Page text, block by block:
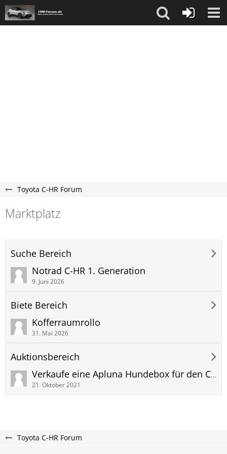
Toyota C-HR Forum
Marktplatz
Suche Bereich
Notrad C-HR 1. Generation
9. Juni 2026
Biete Bereich
Kofferraumrollo
31. Mai 2026
Auktionsbereich
Verkaufe eine Apluna Hundebox für den C-HR ab BJ 2016 - nicht für BJ 2020
21. Oktober 2021
Toyota C-HR Forum